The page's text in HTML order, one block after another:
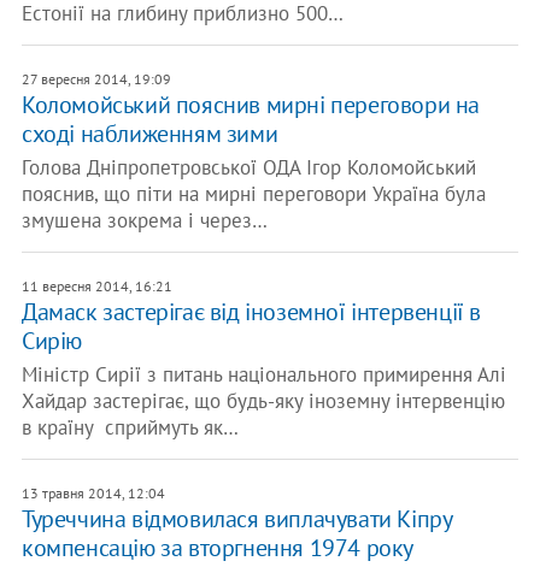
Естонії на глибину приблизно 500…
27 вересня 2014, 19:09
Коломойський пояснив мирні переговори на
сході наближенням зими
Голова Дніпропетровської ОДА Ігор Коломойський
пояснив, що піти на мирні переговори Україна була
змушена зокрема і через…
11 вересня 2014, 16:21
Дамаск застерігає від іноземної інтервенції в
Сирію
Міністр Сирії з питань національного примирення Алі
Хайдар застерігає, що будь-яку іноземну інтервенцію
в країну сприймуть як…
13 травня 2014, 12:04
Туреччина відмовилася виплачувати Кіпру
компенсацію за вторгнення 1974 року